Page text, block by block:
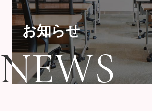
お知らせ
NEWS
NEWS